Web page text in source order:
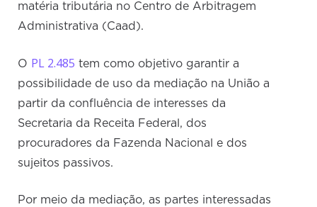
matéria tributária no Centro de Arbitragem
Administrativa (Caad).
O PL 2.485 tem como objetivo garantir a
possibilidade de uso da mediação na União a
partir da confluência de interesses da
Secretaria da Receita Federal, dos
procuradores da Fazenda Nacional e dos
sujeitos passivos.
Por meio da mediação, as partes interessadas